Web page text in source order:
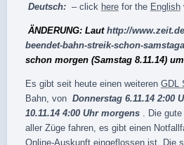
Deutsch: – click herefor the English
ÄNDERUNG: Laut http://
beendet-bahn-streik-schon-
schon morgen (Samstag 8.11.14)
Es gibt seit heute einen weiteren GDL
Bahn, von Donnerstag 6.11.14 2:00
10.11.14 4:00 Uhr morgens
. Die
aller Züge fahren, es gibt einen
Online-Auskunft eingeflossen ist. Die